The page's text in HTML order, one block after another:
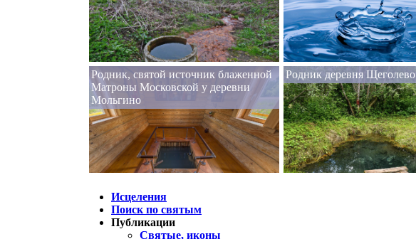
Родник, святой источник блаженной
Матроны Московской у деревни
Мольгино
Родник деревня Щеголево
Исцеления
Поиск по святым
Публикации
Святые, иконы